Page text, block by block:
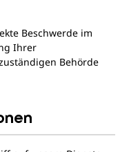
Beschwerde im
Ihrer
Behörde